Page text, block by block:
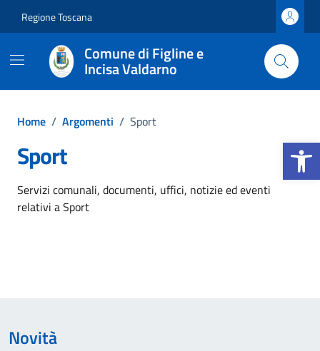
Apri la
Regione Toscana
Comune di Figline e
Incisa Valdarno
Home / Argomenti / Sport
Sport
Dettagli dell'argomento
Servizi comunali, documenti, uffici, notizie ed eventi
relativi a Sport
Novità